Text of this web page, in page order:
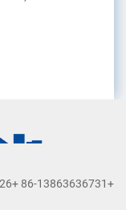
+86-13863636731
+86-15053272126